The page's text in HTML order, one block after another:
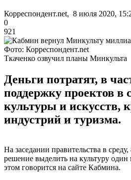
Корреспондент.net, 8 июля 2020,
0
921
Фото: Корреспондент.net
Ткаченко озвучил планы Минкульта
Деньги потратят, в
поддержку проектов в
культуры и искусств,
индустрий и туризма.
На заседании правительства в
решение выделить на культуру
этом говорится на сайте Кабмина.